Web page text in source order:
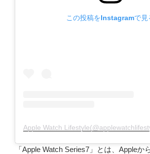
この投稿をInstagramで見
「Apple Watch Series7」とは、Appleか